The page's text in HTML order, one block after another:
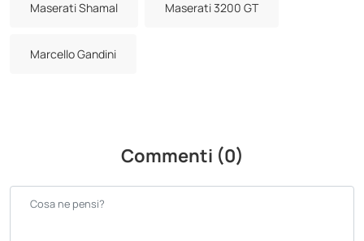
Maserati Shamal Maserati 3200 GT
Marcello Gandini
Commenti (0)